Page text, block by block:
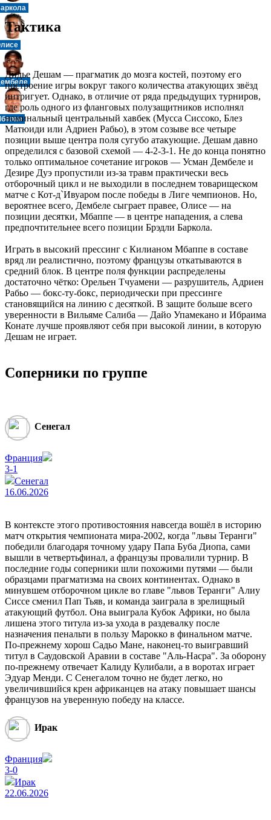
Тактика
Дидье Дешам — прагматик до мозга костей, поэтому его
построение игры вокруг такого количества атакующих звёзд
интригует. Однако, в отличие от ряда предыдущих турниров,
где роль одного из фланговых полузащитников исполнял
номинальный центральный хавбек (Мусса Сиссоко, Блез
Матюиди или Адриен Рабьо), в этом созыве все четыре
позиции выше центра поля сугубо атакующие. Дешам давно
определился с базовой схемой — 4-2-3-1. Не до конца понятно
только оптимальное сочетание игроков — Усман Дембеле и
Дезире Дуэ пропустили из-за травм практически весь
отборочный цикл и не выходили в последнем товарищеском
матче с Кот-д`Ивуаром после победы в Лиге чемпионов. Но,
вероятнее всего, Дембеле сыграет правее, Олисе — на
позиции десятки, Мбаппе — в центре нападения, а слева
предпочтительнее всего позиции Брэдли Баркола.
Играть в высокий прессинг с Килианом Мбаппе в составе
вряд ли реалистично, поэтому французы откатываются в
средний блок. В центре поля функции распределены
достаточно чётко: Орельен Тчуамени — разрушитель, Адриен
Рабьо — бокс-ту-бокс, периодически при прессинге
становящийся на линию с десяткой. В защите больше всего
уверенности в Вильяме Салиба — Дайо Упамекано и Ибраима
Конате лучше проявляют себя при высокой линии, в которую
Дешам не играет.
Соперники по группе
Сенегал
Франция
3-1
Сенегал
16.06.2026
В контексте этого противостояния навсегда вошёл в историю
матч открытия чемпионата мира-2002, когда "львы Теранги"
победили благодаря точному удару Папа Буба Диопа, сами
вышли в четвертьфинал, а французы провалили турнир. В
последние годы соперники шли похожими путями — были
образцами прагматизма на своих континентах. Однако в
минувшем отборочном цикле во главе "львов Теранги" Алиу
Сиссе сменил Пап Тьяв, и команда заиграла в зрелищный
атакующий футбол. Она выиграла Кубок Африки, но была
лишена этого титула из-за ухода в раздевалку после
назначения пенальти в пользу Марокко в финальном матче.
По-прежнему хорош Садьо Мане, наконец-то выигравший
титул в Саудовской Аравии в составе "Аль-Насра". За оборону
по-прежнему отвечает Калиду Кулибали, а в воротах играет
Эдуар Менди. С Сенегалом точно не будет легко, но
увеличившийся крен африканцев на атаку повышает шансы
французов на уверенную победу на классе.
Ирак
Франция
3-0
Ирак
22.06.2026